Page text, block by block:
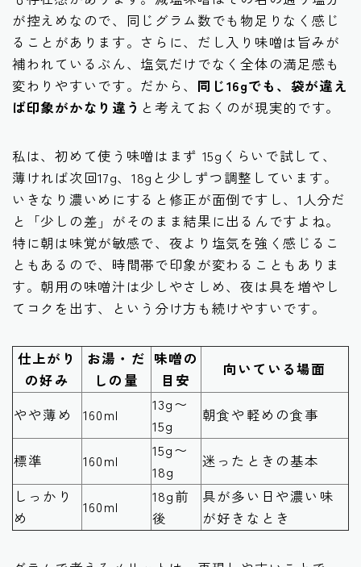
が控えめなので、同じグラム数でも物足りなく感じ
ることがあります。さらに、だし入り味噌は旨みが
補われているぶん、塩気だけでなく全体の満足感も
変わりやすいです。だから、 同じ16gでも、袋が違え
ば印象がかなり違う と考えておくのが現実的です。
私は、初めて使う味噌はまず 15gくらいで試して、
薄ければ次回17g、18gと少しずつ調整しています。
いきなり濃いめにすると修正が面倒ですし、1人分だ
と「少しの差」がそのまま結果に出るんですよね。
特に朝は味覚が敏感で、夜より塩気を強く感じるこ
ともあるので、時間帯で印象が変わることもありま
す。朝用の味噌汁は少しやさしめ、夜は具を増やし
てコクを出す、という分け方も続けやすいです。
仕上がり
の好み
お湯・だ
しの量
味噌の
目安
向いている場面
やや薄め 160ml
13g〜
15g
朝食や軽めの食事
標準 160ml
15g〜
18g
迷ったときの基本
しっかり
め
160ml
18g前
後
具が多い日や濃い味
が好きなとき